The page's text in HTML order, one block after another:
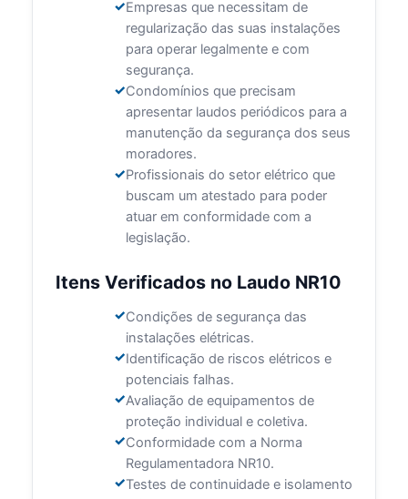
Empresas que necessitam de
regularização das suas instalações
para operar legalmente e com
segurança.
Condomínios que precisam
apresentar laudos periódicos para a
manutenção da segurança dos seus
moradores.
Profissionais do setor elétrico que
buscam um atestado para poder
atuar em conformidade com a
legislação.
Itens Verificados no Laudo NR10
Condições de segurança das
instalações elétricas.
Identificação de riscos elétricos e
potenciais falhas.
Avaliação de equipamentos de
proteção individual e coletiva.
Conformidade com a Norma
Regulamentadora NR10.
Testes de continuidade e isolamento